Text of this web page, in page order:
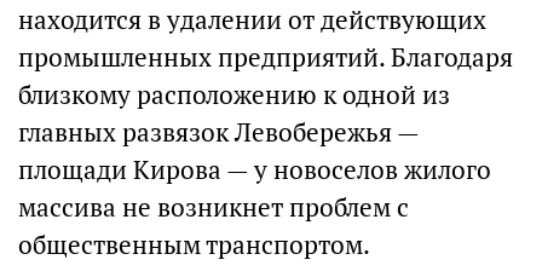
находится в удалении от действующих
промышленных предприятий. Благодаря
близкому расположению к одной из
главных развязок Левобережья —
площади Кирова — у новоселов жилого
массива не возникнет проблем с
общественным транспортом.